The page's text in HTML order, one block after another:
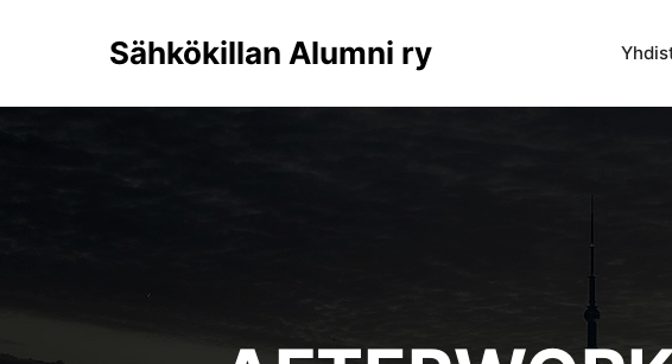
Sähkökillan Alumni ry